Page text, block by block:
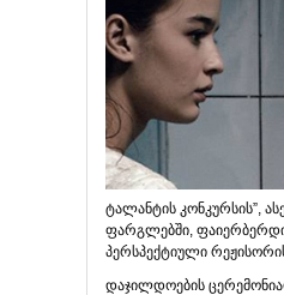
ტალანტის კონკურსის”,
ფარგლებში,
პერსპექტიული
დაჯილდოების